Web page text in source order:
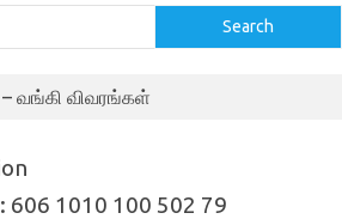
Search
வங்கி விவரங்கள்
1010 100 502 79